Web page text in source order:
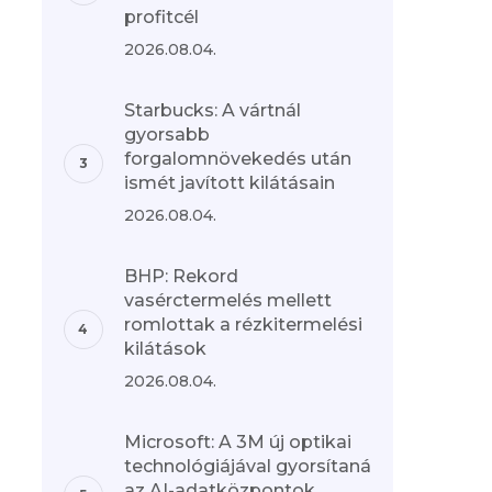
profitcél
2026.08.04.
Starbucks: A vártnál
gyorsabb
forgalomnövekedés után
ismét javított kilátásain
2026.08.04.
BHP: Rekord
vasérctermelés mellett
romlottak a rézkitermelési
kilátások
2026.08.04.
Microsoft: A 3M új optikai
technológiájával gyorsítaná